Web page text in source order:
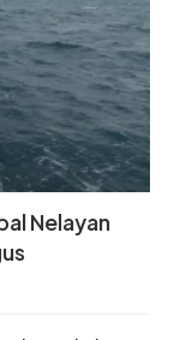
Nelayan